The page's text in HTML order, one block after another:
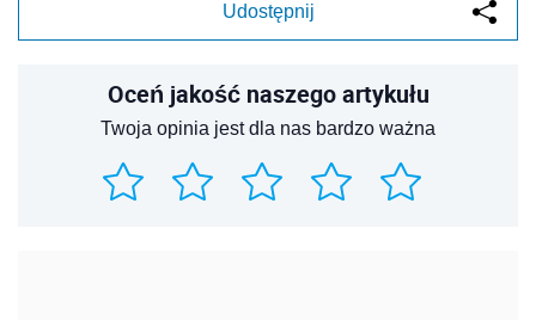
Udostępnij
Oceń jakość naszego artykułu
Twoja opinia jest dla nas bardzo ważna